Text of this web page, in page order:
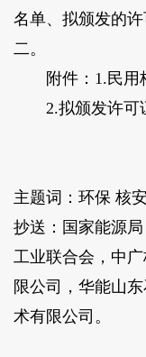
名单、拟颁发的
二。
附件：1.民用
2.拟颁发许可
主题词：环保 核
抄送：国家能源
工业联合会，中
限公司，华能山
术有限公司。